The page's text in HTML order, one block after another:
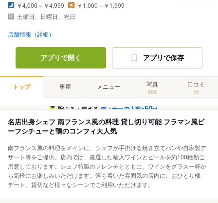
￥4,000～￥4,999
￥1,000～￥1,999
土曜日、日曜日、祝日
店舗情報（詳細）
アプリで開く アプリで保存
トップ 座席 メニュー 写真
688
口コミ
56
貯まる・使えるディナーで人数×50pt
名店出身シェフ 南フランス風の料理 貸し切り可能 フラマン風ビ
ーフシチューと鴨のコンフィ大人気
南フランス風の料理をメインに、シェフが手掛ける焼き立てパンや自家製デ
ザート等をご提供。店内では、厳選した輸入ワインとビールを約100種類ご
用意しております。シェフ特製のフレンチとともに、ワインをグラス一杯か
ら気軽にお楽しみいただけます。落ち着いた雰囲気の店内に、おひとり様、
デート、貸切など様々なシーンでご利用いただけます。